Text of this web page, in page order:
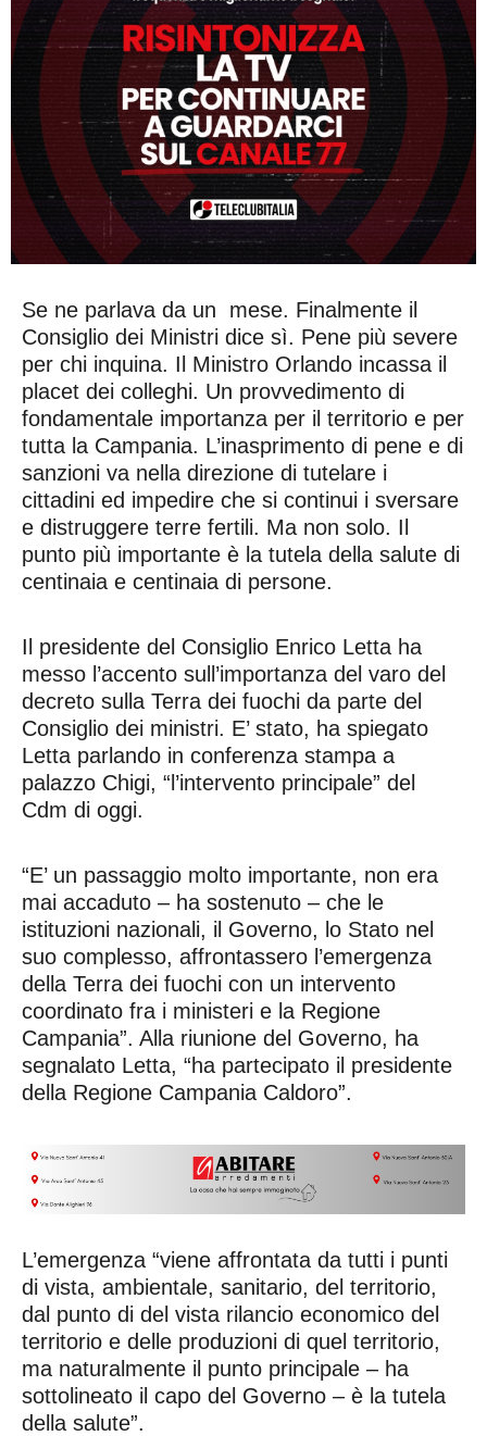
Se ne parlava da un mese. Finalmente il
Consiglio dei Ministri dice sì. Pene più severe
per chi inquina. Il Ministro Orlando incassa il
placet dei colleghi. Un provvedimento di
fondamentale importanza per il territorio e per
tutta la Campania. L’inasprimento di pene e di
sanzioni va nella direzione di tutelare i
cittadini ed impedire che si continui i sversare
e distruggere terre fertili. Ma non solo. Il
punto più importante è la tutela della salute di
centinaia e centinaia di persone.
Il presidente del Consiglio Enrico Letta ha
messo l’accento sull’importanza del varo del
decreto sulla Terra dei fuochi da parte del
Consiglio dei ministri. E’ stato, ha spiegato
Letta parlando in conferenza stampa a
palazzo Chigi, “l’intervento principale” del
Cdm di oggi.
“E’ un passaggio molto importante, non era
mai accaduto – ha sostenuto – che le
istituzioni nazionali, il Governo, lo Stato nel
suo complesso, affrontassero l’emergenza
della Terra dei fuochi con un intervento
coordinato fra i ministeri e la Regione
Campania”. Alla riunione del Governo, ha
segnalato Letta, “ha partecipato il presidente
della Regione Campania Caldoro”.
L’emergenza “viene affrontata da tutti i punti
di vista, ambientale, sanitario, del territorio,
dal punto di del vista rilancio economico del
territorio e delle produzioni di quel territorio,
ma naturalmente il punto principale – ha
sottolineato il capo del Governo – è la tutela
della salute”.